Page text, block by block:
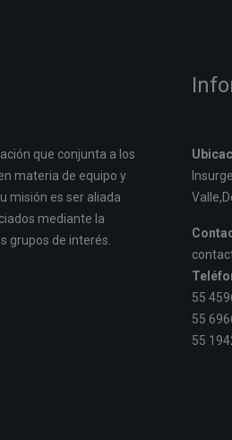
que conjunta a los
materia de equipo y
misión es ser aliada
mediante la
grupos de interés.
55
55
55